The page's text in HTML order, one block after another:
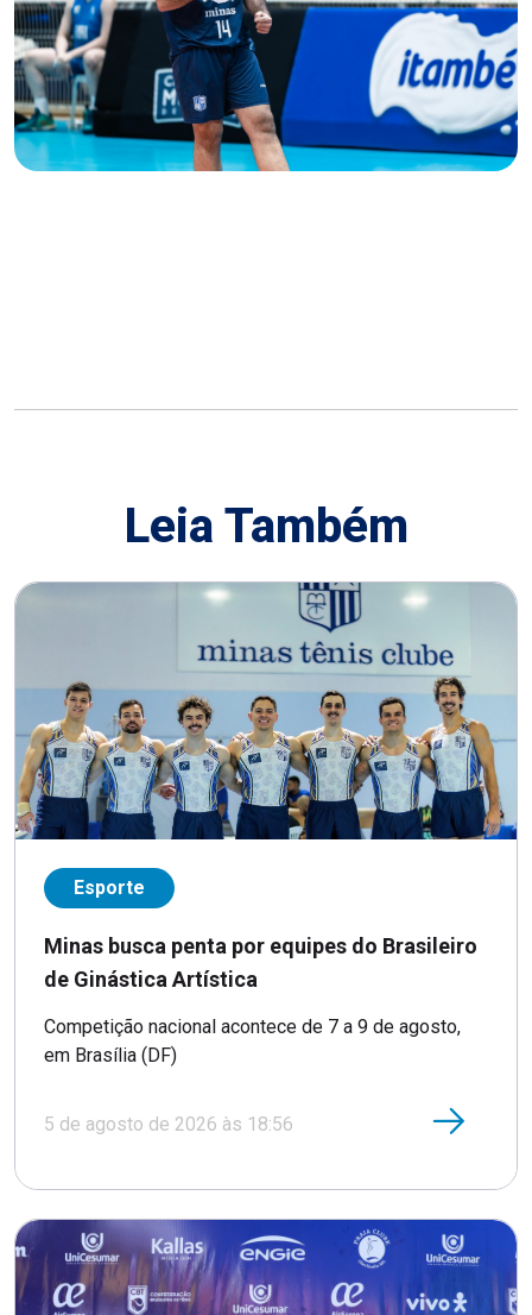
Leia Também
Esporte
Minas busca penta por equipes do Brasileiro
de Ginástica Artística
Competição nacional acontece de 7 a 9 de agosto,
em Brasília (DF)
5 de agosto de 2026 às 18:56